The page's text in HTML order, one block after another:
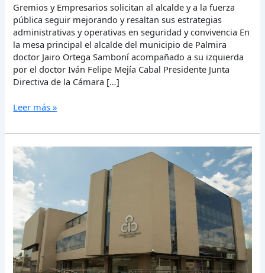
Gremios y Empresarios solicitan al alcalde y a la fuerza
pública seguir mejorando y resaltan sus estrategias
administrativas y operativas en seguridad y convivencia En
la mesa principal el alcalde del municipio de Palmira
doctor Jairo Ortega Samboní acompañado a su izquierda
por el doctor Iván Felipe Mejía Cabal Presidente Junta
Directiva de la Cámara […]
Leer más »
Boletín
Informativo
Sipref
–
febrero
2018